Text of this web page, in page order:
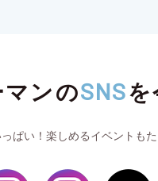
マンのSNSを
ぱい！楽しめるイベントも